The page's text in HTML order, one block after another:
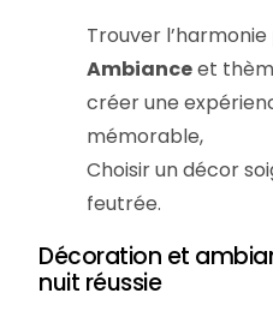
Trouver
Ambianceet
créer une
mémorable,
Choisir un décor
feutrée.
Décoration et
nuit réussie